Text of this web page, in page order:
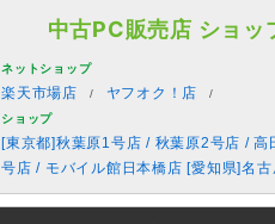
中古PC販売店 ショッ
ネットショップ
楽天市場店 ヤフオク！店
ショップ
[東京都]秋葉原1号店 / 秋葉原2号店 / 高
号店 / モバイル館日本橋店 [愛知県]名